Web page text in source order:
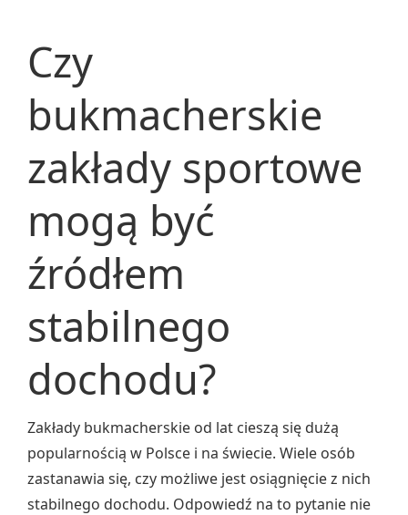
Czy
bukmacherskie
zakłady sportowe
mogą być
źródłem
stabilnego
dochodu?
Zakłady bukmacherskie od lat cieszą się dużą
popularnością w Polsce i na świecie. Wiele osób
zastanawia się, czy możliwe jest osiągnięcie z nich
stabilnego dochodu. Odpowiedź na to pytanie nie